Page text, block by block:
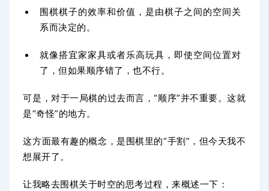
围棋棋子的效率和价值，是由棋子之间的空间关
系而决定的。
就像搭宜家家具或者乐高玩具，即使空间位置对
了，但如果顺序错了，也不行。
可是，对于一局棋的过去而言，“顺序”并不重要。这就
是“奇怪”的地方。
这方面最有趣的概念，是围棋里的“手割”，但今天我不
想展开了。
让我略去围棋关于时空的思考过程，来概述一下：